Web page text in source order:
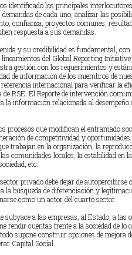
identificado los principales
de cada uno, analizar las
confianza, proyectos comunes,
respuesta a sus demandas.
y su credibilidad es fundamental,
del Global Reporting
gestión con los requerimientos y
de información de los miembros de
internacional para verificar la
de RSE. El Reporte de intervención
la información relacionada al desempeño
procesos que modifican el entramado
de competitividad y
trabajan en la organización, la
comunidades locales, la estabilidad en
etc.
privado debe dejar de
la búsqueda de diferenciación y
como un actor del cuarto sector.
subyace a las empresas, al Estado, a
rendir cuentas frente a la sociedad de
supone construir opciones de
Capital Social.